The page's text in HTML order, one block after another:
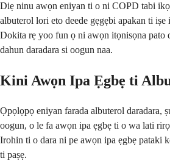
Diẹ ninu awọn eniyan ti o ni COPD tabi
albuterol lori eto deede gẹgẹbi apakan ti
Dokita rẹ yoo fun ọ ni awọn itọnisọna pato
dahun daradara si oogun naa.
Kini Awọn Ipa Ẹgbẹ ti
Ọpọlọpọ eniyan farada albuterol daradara,
oogun, o le fa awọn ipa ẹgbẹ ti o wa lati
Irohin ti o dara ni pe awọn ipa ẹgbẹ pataki
ti paṣẹ.